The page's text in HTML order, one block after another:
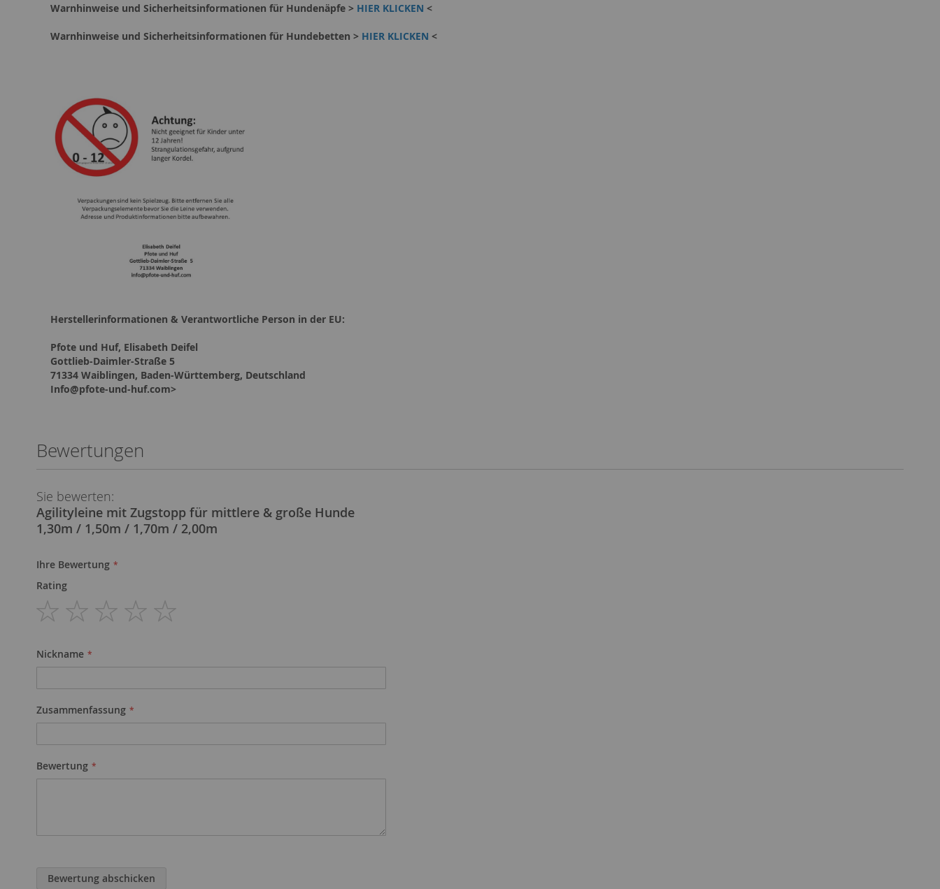
Warnhinweise und Sicherheitsinformationen für Hundenäpfe > HIER KLICKEN <
Warnhinweise und Sicherheitsinformationen für Hundebetten > HIER KLICKEN <
Herstellerinformationen & Verantwortliche Person in der EU:
Pfote und Huf, Elisabeth Deifel
Gottlieb-Daimler-Straße 5
71334 Waiblingen, Baden-Württemberg, Deutschland
Info@pfote-und-huf.com>
Bewertungen
Sie bewerten:
Agilityleine mit Zugstopp für mittlere & große Hunde
1,30m / 1,50m / 1,70m / 2,00m
Ihre Bewertung
Rating
Nickname
Zusammenfassung
Bewertung
Bewertung abschicken